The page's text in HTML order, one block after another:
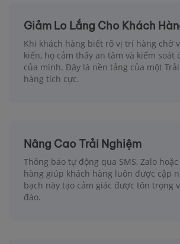
Giảm Lo Lắng Cho Khách
Khi khách hàng biết rõ vị trí hàng chờ
kiến, họ cảm thấy an tâm và kiểm soát
của mình. Đây là nền tảng của một
hàng tích cực.
Nâng Cao Trải Nghiệm
Thông báo tự động qua SMS, Zalo
hàng giúp khách hàng luôn được cập
bạch này tạo cảm giác được tôn trọng
đáo.